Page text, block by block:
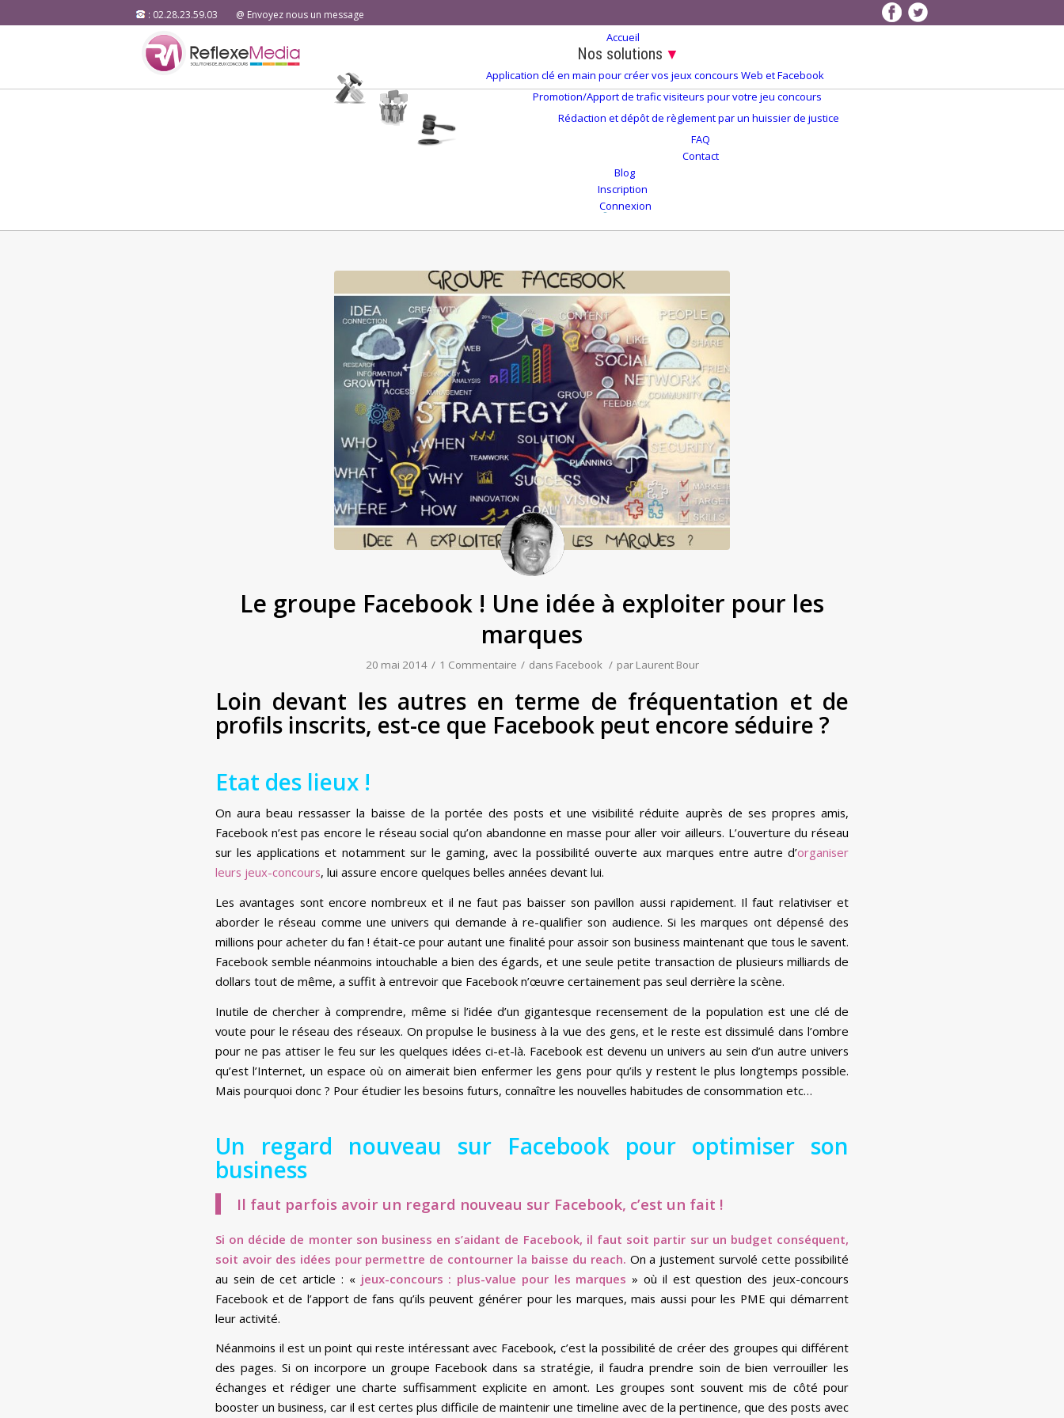
: 02.28.23.59.03 @ Envoyez nous un message
Accueil
Nos solutions ▼
Application clé en main pour créer vos jeux concours Web et Facebook
Promotion/Apport de trafic visiteurs pour votre jeu concours
Rédaction et dépôt de règlement par un huissier de justice
FAQ
Contact
Blog
Inscription
Connexion
Le groupe Facebook ! Une idée à exploiter pour les
marques
20 mai 2014 / 1 Commentaire / dans Facebook / par Laurent Bour
Loin devant les autres en terme de fréquentation et de
profils inscrits, est-ce que Facebook peut encore séduire ?
Etat des lieux !
On aura beau ressasser la baisse de la portée des posts et une visibilité réduite auprès de ses propres amis,
Facebook n’est pas encore le réseau social qu’on abandonne en masse pour aller voir ailleurs. L’ouverture du réseau
sur les applications et notamment sur le gaming, avec la possibilité ouverte aux marques entre autre d’organiser
leurs jeux-concours, lui assure encore quelques belles années devant lui.
Les avantages sont encore nombreux et il ne faut pas baisser son pavillon aussi rapidement. Il faut relativiser et
aborder le réseau comme une univers qui demande à re-qualifier son audience. Si les marques ont dépensé des
millions pour acheter du fan ! était-ce pour autant une finalité pour assoir son business maintenant que tous le savent.
Facebook semble néanmoins intouchable a bien des égards, et une seule petite transaction de plusieurs milliards de
dollars tout de même, a suffit à entrevoir que Facebook n’œuvre certainement pas seul derrière la scène.
Inutile de chercher à comprendre, même si l’idée d’un gigantesque recensement de la population est une clé de
voute pour le réseau des réseaux. On propulse le business à la vue des gens, et le reste est dissimulé dans l’ombre
pour ne pas attiser le feu sur les quelques idées ci-et-là. Facebook est devenu un univers au sein d’un autre univers
qu’est l’Internet, un espace où on aimerait bien enfermer les gens pour qu’ils y restent le plus longtemps possible.
Mais pourquoi donc ? Pour étudier les besoins futurs, connaître les nouvelles habitudes de consommation etc…
Un regard nouveau sur Facebook pour optimiser son
business
Il faut parfois avoir un regard nouveau sur Facebook, c’est un fait !
Si on décide de monter son business en s’aidant de Facebook, il faut soit partir sur un budget conséquent,
soit avoir des idées pour permettre de contourner la baisse du reach. On a justement survolé cette possibilité
au sein de cet article : « jeux-concours : plus-value pour les marques » où il est question des jeux-concours
Facebook et de l’apport de fans qu’ils peuvent générer pour les marques, mais aussi pour les PME qui démarrent
leur activité.
Néanmoins il est un point qui reste intéressant avec Facebook, c’est la possibilité de créer des groupes qui différent
des pages. Si on incorpore un groupe Facebook dans sa stratégie, il faudra prendre soin de bien verrouiller les
échanges et rédiger une charte suffisamment explicite en amont. Les groupes sont souvent mis de côté pour
booster un business, car il est certes plus difficile de maintenir une timeline avec de la pertinence, que des posts avec